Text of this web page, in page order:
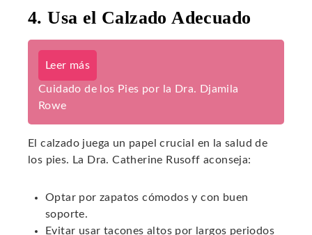
4. Usa el Calzado Adecuado
Leer más
Cuidado de los Pies por la Dra. Djamila
Rowe
El calzado juega un papel crucial en la salud de
los pies. La Dra. Catherine Rusoff aconseja:
Optar por zapatos cómodos y con buen
soporte.
Evitar usar tacones altos por largos periodos